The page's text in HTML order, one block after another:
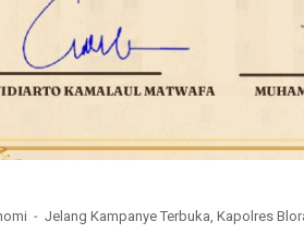
Jelang Kampanye Terbuka, Kapolres